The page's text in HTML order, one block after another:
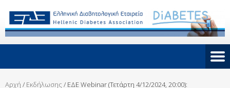
Αρχή / Εκδήλωσης / ΕΔΕ Webinar (Τετάρτη 4/12/2024, 20:00):